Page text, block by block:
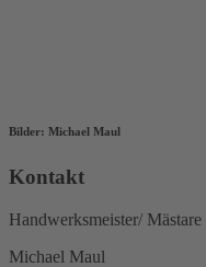
Bilder: Michael Maul
Kontakt
Handwerksmeister/
Michael Maul